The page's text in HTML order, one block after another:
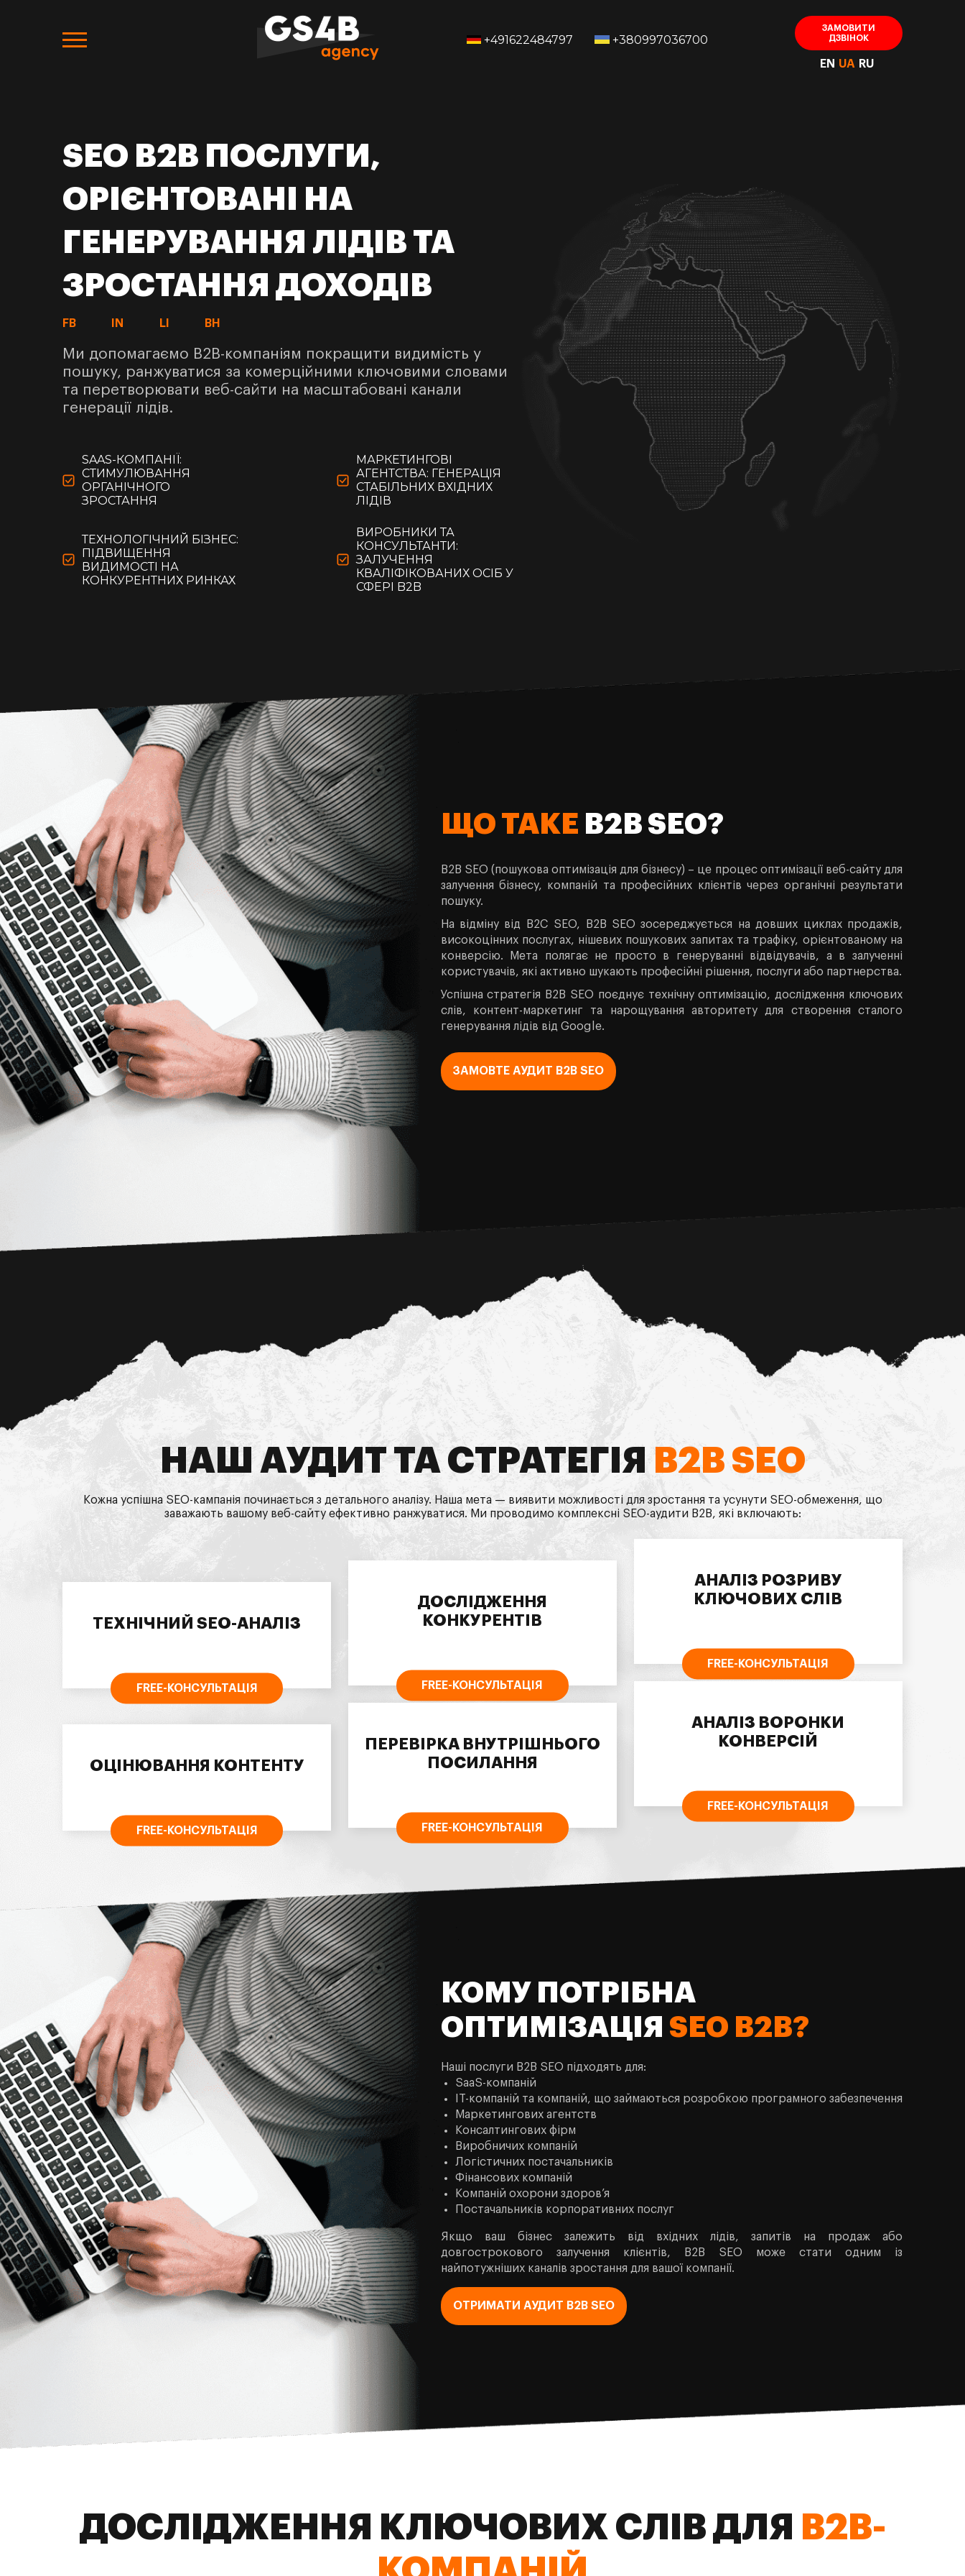
+491622484797 +380997036700
ЗАМОВИТИ
ДЗВІНОК
EN UA RU
SEO B2B ПОСЛУГИ,
ОРІЄНТОВАНІ НА
ГЕНЕРУВАННЯ ЛІДІВ ТА
ЗРОСТАННЯ ДОХОДІВ
FB IN LI BH
Ми допомагаємо B2B-компаніям покращити видимість у
пошуку, ранжуватися за комерційними ключовими словами
та перетворювати веб-сайти на масштабовані канали
генерації лідів.
SAAS-КОМПАНІЇ:
СТИМУЛЮВАННЯ
ОРГАНІЧНОГО
ЗРОСТАННЯ
МАРКЕТИНГОВІ
АГЕНТСТВА: ГЕНЕРАЦІЯ
СТАБІЛЬНИХ ВХІДНИХ
ЛІДІВ
ТЕХНОЛОГІЧНИЙ БІЗНЕС:
ПІДВИЩЕННЯ
ВИДИМОСТІ НА
КОНКУРЕНТНИХ РИНКАХ
ВИРОБНИКИ ТА
КОНСУЛЬТАНТИ:
ЗАЛУЧЕННЯ
КВАЛІФІКОВАНИХ ОСІБ У
СФЕРІ B2B
ЩО ТАКЕ B2B SEO?
B2B SEO (пошукова оптимізація для бізнесу) – це процес оптимізації веб-сайту для
залучення бізнесу, компаній та професійних клієнтів через органічні результати
пошуку.
На відміну від B2C SEO, B2B SEO зосереджується на довших циклах продажів,
високоцінних послугах, нішевих пошукових запитах та трафіку, орієнтованому на
конверсію. Мета полягає не просто в генеруванні відвідувачів, а в залученні
користувачів, які активно шукають професійні рішення, послуги або партнерства.
Успішна стратегія B2B SEO поєднує технічну оптимізацію, дослідження ключових
слів, контент-маркетинг та нарощування авторитету для створення сталого
генерування лідів від Google.
ЗАМОВТЕ АУДИТ B2B SEO
НАШ АУДИТ ТА СТРАТЕГІЯ B2B SEO
Кожна успішна SEO-кампанія починається з детального аналізу. Наша мета — виявити можливості для зростання та усунути SEO-обмеження, що
заважають вашому веб-сайту ефективно ранжуватися. Ми проводимо комплексні SEO-аудити B2B, які включають:
ТЕХНІЧНИЙ SEO-АНАЛІЗ
FREE-КОНСУЛЬТАЦІЯ
ДОСЛІДЖЕННЯ
КОНКУРЕНТІВ
FREE-КОНСУЛЬТАЦІЯ
АНАЛІЗ РОЗРИВУ
КЛЮЧОВИХ СЛІВ
FREE-КОНСУЛЬТАЦІЯ
ОЦІНЮВАННЯ КОНТЕНТУ
FREE-КОНСУЛЬТАЦІЯ
ПЕРЕВІРКА ВНУТРІШНЬОГО
ПОСИЛАННЯ
FREE-КОНСУЛЬТАЦІЯ
АНАЛІЗ ВОРОНКИ
КОНВЕРСІЙ
FREE-КОНСУЛЬТАЦІЯ
КОМУ ПОТРІБНА
ОПТИМІЗАЦІЯ SEO B2B?
Наші послуги B2B SEO підходять для:
SaaS-компаній
IT-компаній та компаній, що займаються розробкою програмного забезпечення
Маркетингових агентств
Консалтингових фірм
Виробничих компаній
Логістичних постачальників
Фінансових компаній
Компаній охорони здоров’я
Постачальників корпоративних послуг
Якщо ваш бізнес залежить від вхідних лідів, запитів на продаж або
довгострокового залучення клієнтів, B2B SEO може стати одним із
найпотужніших каналів зростання для вашої компанії.
ОТРИМАТИ АУДИТ B2B SEO
ДОСЛІДЖЕННЯ КЛЮЧОВИХ СЛІВ ДЛЯ
B2B-